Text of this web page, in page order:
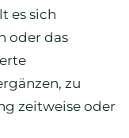
es sich
oder das
zu
zeitweise oder